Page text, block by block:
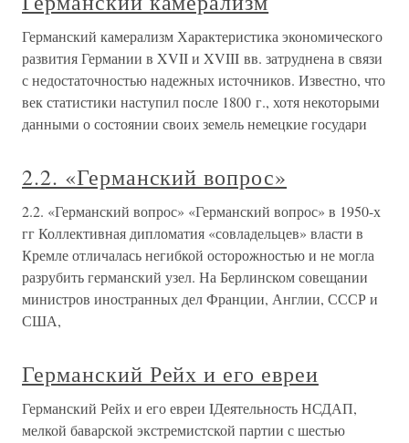
Германский камерализм Характеристика экономического
развития Германии в XVII и XVIII вв. затруднена в связи
с недостаточностью надежных источников. Известно, что
век статистики наступил после 1800 г., хотя некоторыми
данными о состоянии своих земель немецкие государи
2.2. «Германский вопрос»
2.2. «Германский вопрос» «Германский вопрос» в 1950-х
гг Коллективная дипломатия «совладельцев» власти в
Кремле отличалась негибкой осторожностью и не могла
разрубить германский узел. На Берлинском совещании
министров иностранных дел Франции, Англии, СССР и
США,
Германский Рейх и его евреи
Германский Рейх и его евреи IДеятельность НСДАП,
мелкой баварской экстремистской партии с шестью